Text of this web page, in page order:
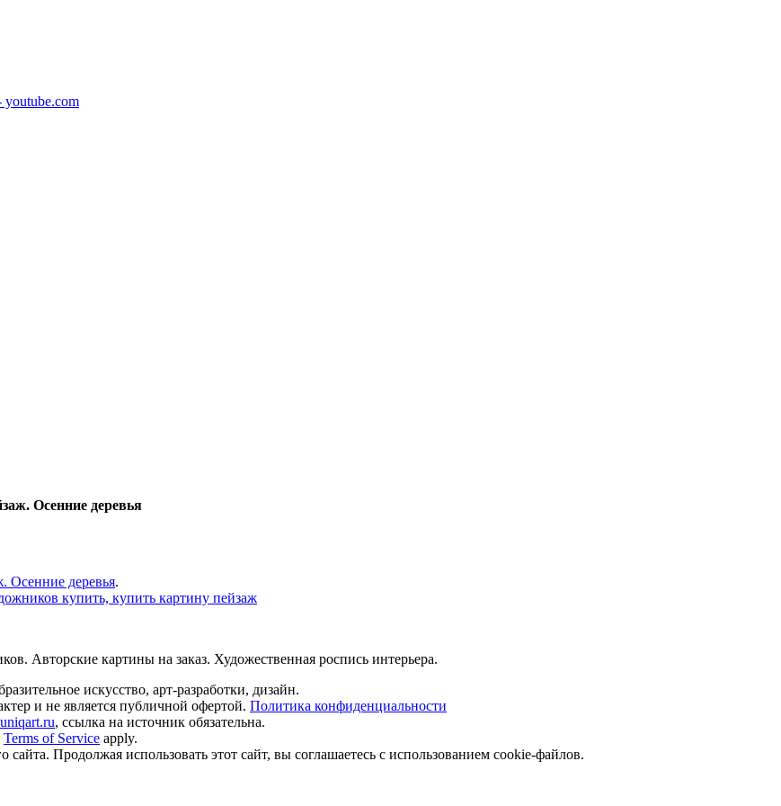
Осенние деревья
Осенние деревья.
Авторские картины на заказ. Художественная роспись интерьера.
искусство, арт-разработки, дизайн.
и не является публичной офертой. Политика конфиденциальности
, ссылка на источник обязательна.
Terms of Service apply.
Продолжая использовать этот сайт, вы соглашаетесь с использованием cookie-файлов.